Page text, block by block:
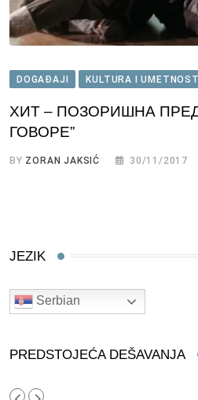
DOGAĐAJI KULTURA I UMETNOST
ХИТ – ПОЗОРИШНА
ГОВОРЕ”
BY ZORAN JAKSIĆ 30/11/2017
JEZIK
Serbian
PREDSTOJEĆA DEŠAVANJA